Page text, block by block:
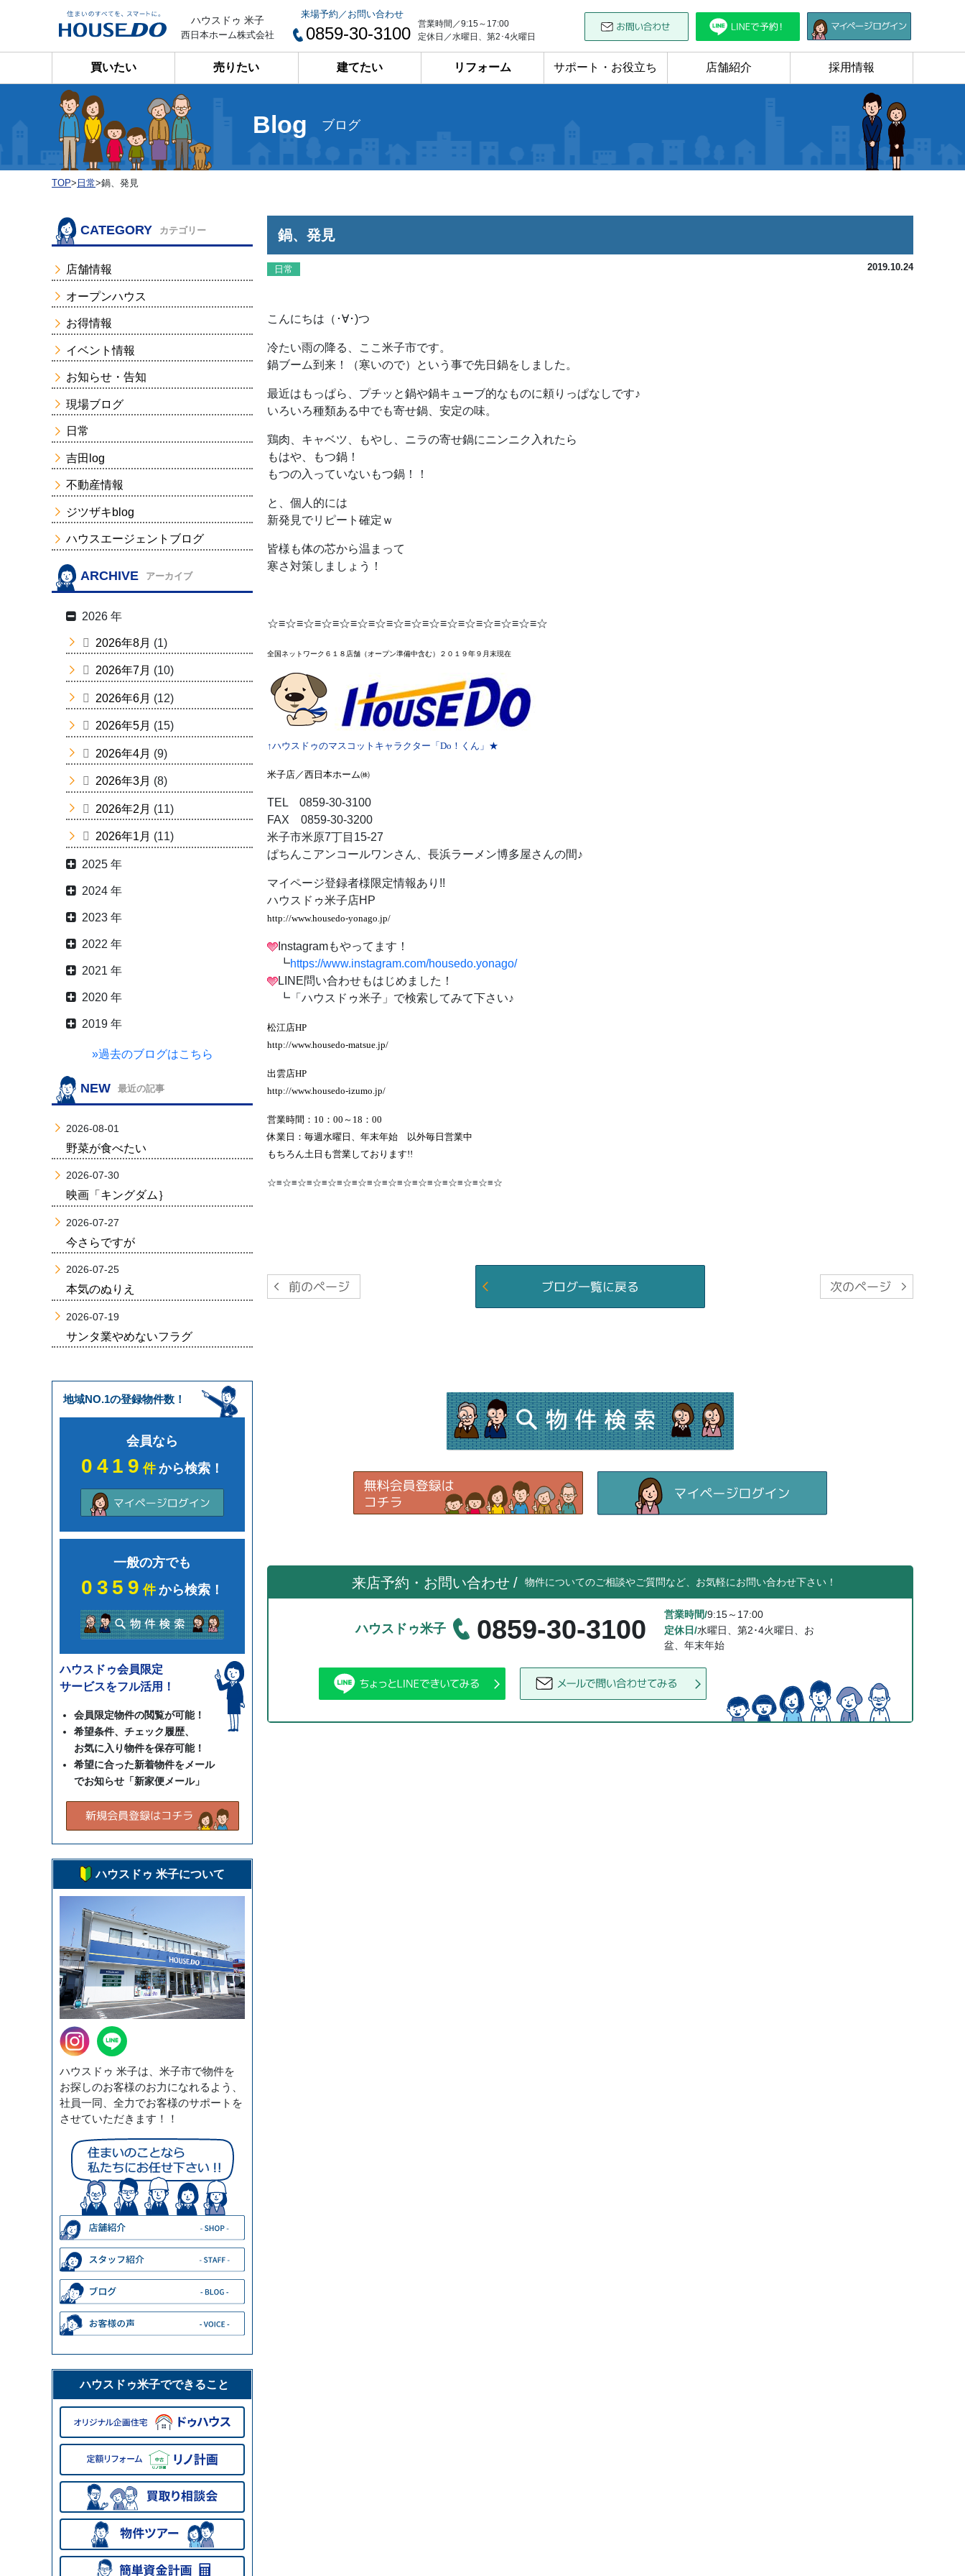
ハウスドゥ 米子
西日本ホーム株式会社
来場予約／お問い合わせ
0859-30-3100
営業時間／9:15～17:00
定休日／水曜日、第2･4火曜日
買いたい 売りたい 建てたい リフォーム サポート・お役立ち 店舗紹介 採用情報
Blog ブログ
TOP> 日常>鍋、発見
鍋、発見
日常 2019.10.24
こんにちは（･∀･)つ
冷たい雨の降る、ここ米子市です。
鍋ブーム到来！（寒いので）という事で先日鍋をしました。
最近はもっぱら、プチッと鍋や鍋キューブ的なものに頼りっぱなしです♪
いろいろ種類ある中でも寄せ鍋、安定の味。
鶏肉、キャベツ、もやし、ニラの寄せ鍋にニンニク入れたら
もはや、もつ鍋！
もつの入っていないもつ鍋！！
と、個人的には
新発見でリピート確定ｗ
皆様も体の芯から温まって
寒さ対策しましょう！
☆≡☆≡☆≡☆≡☆≡☆≡☆≡☆≡☆≡☆≡☆≡☆≡☆≡☆≡☆≡☆
全国ネットワーク６１８店舗 （オープン準備中含む）２０１９年９月末現在
↑ハウスドゥのマスコットキャラクター「Do！くん」★
米子店／西日本ホーム㈱
TEL 0859-30-3100
FAX 0859-30-3200
米子市米原7丁目15-27
ぱちんこアンコールワンさん、長浜ラーメン博多屋さんの間♪
マイページ登録者様限定情報あり!!
ハウスドゥ米子店HP
http://www.housedo-yonago.jp/
Instagramもやってます！
┗https://www.instagram.com/housedo.yonago/
LINE問い合わせもはじめました！
┗「ハウスドゥ米子」で検索してみて下さい♪
松江店HP
http://www.housedo-matsue.jp/
出雲店HP
http://www.housedo-izumo.jp/
営業時間：10：00～18：00
休業日：毎週水曜日、年末年始 以外毎日営業中
もちろん土日も営業しております!!
☆≡☆≡☆≡☆≡☆≡☆≡☆≡☆≡☆≡☆≡☆≡☆≡☆≡☆≡☆≡☆
来店予約・お問い合わせ / 物件についてのご相談やご質問など、お気軽にお問い合わせ下さい！
ハウスドゥ米子 0859-30-3100 営業時間/9:15～17:00
定休日/水曜日、第2･4火曜日、お
盆、年末年始
CATEGORY カテゴリー
店舗情報
オープンハウス
お得情報
イベント情報
お知らせ・告知
現場ブログ
日常
吉田log
不動産情報
ジツザキblog
ハウスエージェントブログ
ARCHIVE アーカイブ
2026 年
2026年8月 (1)
2026年7月 (10)
2026年6月 (12)
2026年5月 (15)
2026年4月 (9)
2026年3月 (8)
2026年2月 (11)
2026年1月 (11)
2025 年
2024 年
2023 年
2022 年
2021 年
2020 年
2019 年
»過去のブログはこちら
NEW 最近の記事
2026-08-01
野菜が食べたい
2026-07-30
映画「キングダム｝
2026-07-27
今さらですが
2026-07-25
本気のぬりえ
2026-07-19
サンタ業やめないフラグ
地域NO.1の登録物件数！
会員なら
0419件から検索！
一般の方でも
0359件から検索！
ハウスドゥ会員限定
サービスをフル活用！
会員限定物件の閲覧が可能！
希望条件、チェック履歴、
お気に入り物件を保存可能！
希望に合った新着物件をメール
でお知らせ「新家便メール」
ハウスドゥ 米子について
ハウスドゥ 米子は、米子市で物件を
お探しのお客様のお力になれるよう、
社員一同、全力でお客様のサポートを
させていただきます！！
ハウスドゥ米子でできること